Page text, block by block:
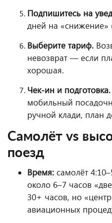
Подпишитесь на
дней на «снижение»
Выберите тариф.
невозврат — если
хорошая.
Чек-ин и подготовка.
мобильный
ручной клади, план
Самолёт vs
поезд
Время: самолёт
около 6–7 часов
30+ часов, но
авиационных